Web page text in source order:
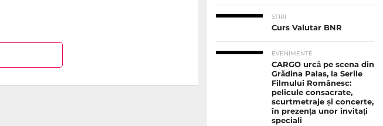
STIRI
Curs Valutar BNR
EVENIMENTE
CARGO urcă pe scena din
Grădina Palas, la Serile
Filmului Românesc:
pelicule consacrate,
scurtmetraje și concerte,
în prezența unor invitați
speciali